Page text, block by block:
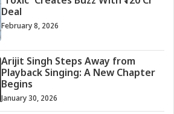
Deal
February 8, 2026
Arijit Singh Steps Away from
Playback Singing: A New Chapter
Begins
January 30, 2026